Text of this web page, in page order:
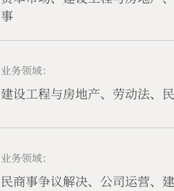
事
业务领域：
建设工程与房地产、劳动法、
业务领域：
民商事争议解决、公司运营、